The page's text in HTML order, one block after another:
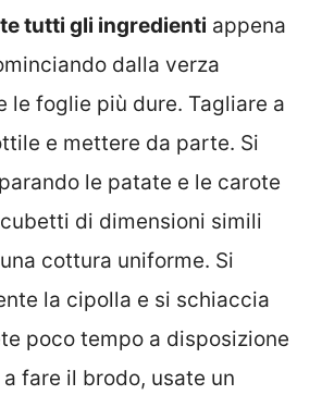
tutti gli ingredienti appena
dalla verza
le foglie più dure. Tagliare a
e mettere da parte. Si
le patate e le carote
di dimensioni simili
cottura uniforme. Si
la cipolla e si schiaccia
poco tempo a disposizione
fare il brodo, usate un